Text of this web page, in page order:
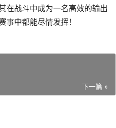
在战斗中成为一名高效的输出
中都能尽情发挥！
下一篇 »